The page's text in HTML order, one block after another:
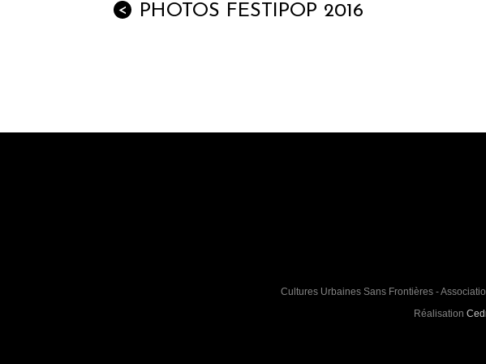
< PHOTOS FESTIPOP 2016
Cultures Urbaines Sans Frontières -
Réalisation